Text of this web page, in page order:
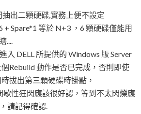
抽出二顆硬碟,實務上便不設定
+ Spare*1 等於 N+3 ，6 顆硬碟僅能用
....
入 DELL 所提供的 Windows 版 Server
Rebuild 動作是否已完成，否則即使
拔出第三顆硬碟時掛點，
歇性狂閃應該很好認，等到不太閃爍應
請記得確認.